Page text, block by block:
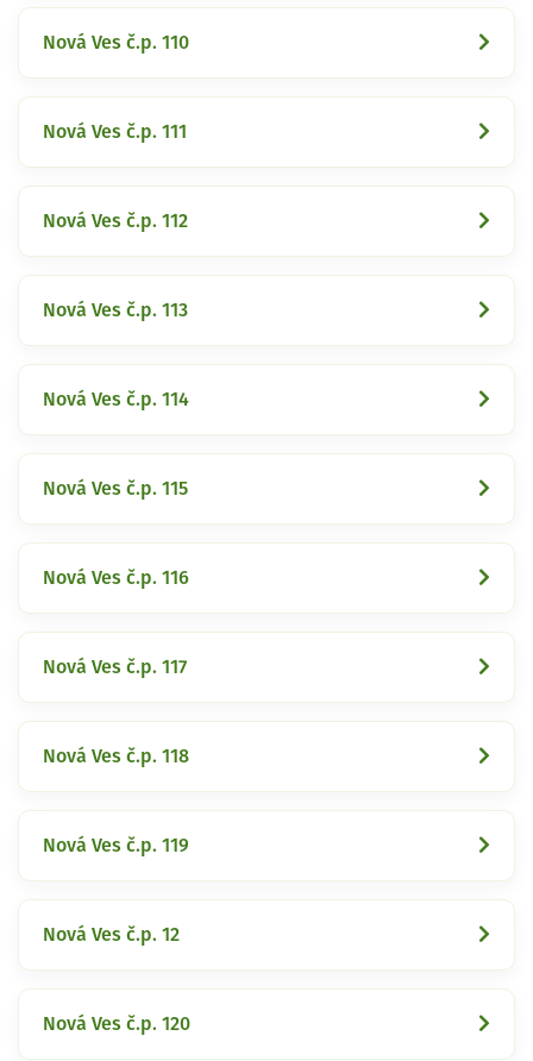
Nová Ves č.p. 110
Nová Ves č.p. 111
Nová Ves č.p. 112
Nová Ves č.p. 113
Nová Ves č.p. 114
Nová Ves č.p. 115
Nová Ves č.p. 116
Nová Ves č.p. 117
Nová Ves č.p. 118
Nová Ves č.p. 119
Nová Ves č.p. 12
Nová Ves č.p. 120